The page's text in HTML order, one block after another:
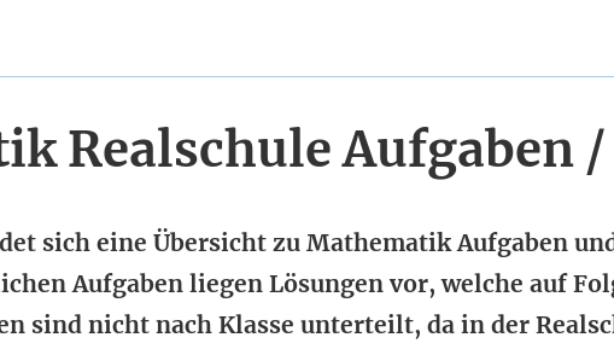
Realschule Aufgaben
sich eine Übersicht zu Mathematik Aufgaben
Aufgaben liegen Lösungen vor, welche auf
sind nicht nach Klasse unterteilt, da in der